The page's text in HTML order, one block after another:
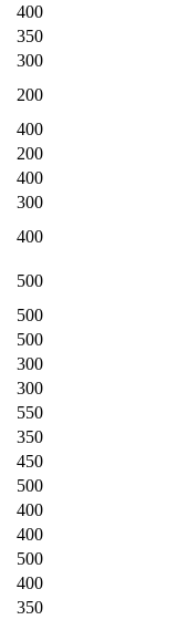
400
350
300
200
400
200
400
300
400
500
500
500
300
300
550
350
450
500
400
400
500
400
350